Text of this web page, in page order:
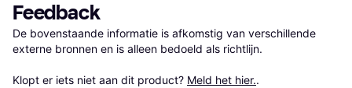
Feedback
De bovenstaande informatie is afkomstig van verschillende
externe bronnen en is alleen bedoeld als richtlijn.
Klopt er iets niet aan dit product? Meld het hier..